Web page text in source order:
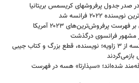
صدر جدول پرفروشهای کریسمس بریتانیا
۲۰۲۲ فرانسه شد
پرفروش‌ترین‌های ۲۰۲۳ آمریکا
مشهور فرانسوی درگذشت
و کتاب جیبی
شده‌اند؛ «سیذارتا» هسه در فهرست